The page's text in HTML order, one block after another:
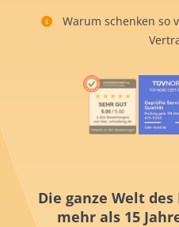
Warum schenken so
Die ganze Welt
mehr als 15